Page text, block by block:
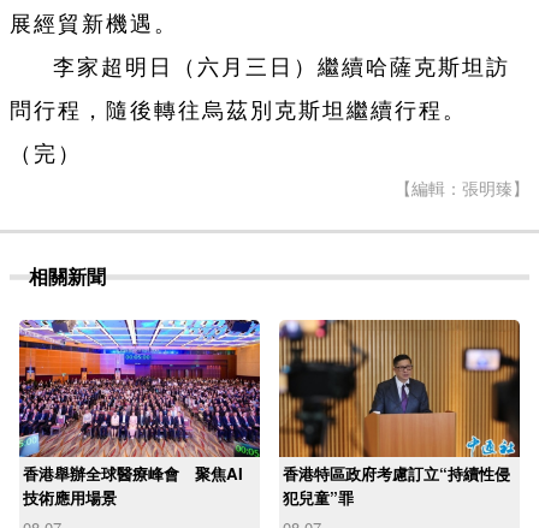
展經貿新機遇。
李家超明日（六月三日）繼續哈薩克斯坦訪
問行程，隨後轉往烏茲別克斯坦繼續行程。
（完）
【編輯：張明臻】
相關新聞
香港舉辦全球醫療峰會 聚焦AI
技術應用場景
香港特區政府考慮訂立“持續性侵
犯兒童”罪